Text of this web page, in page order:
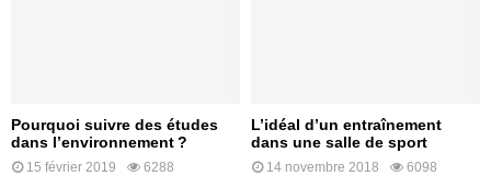
Pourquoi suivre des études
dans l’environnement ?
15 février 2019 6288
L’idéal d’un entraînement
dans une salle de sport
14 novembre 2018 6098